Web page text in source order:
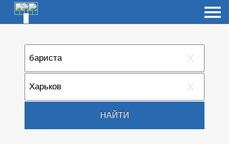
X
X
НАЙТИ